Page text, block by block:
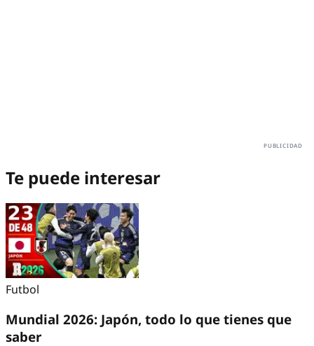
Te puede interesar
Futbol
Mundial 2026: Japón, todo lo que tienes que
saber